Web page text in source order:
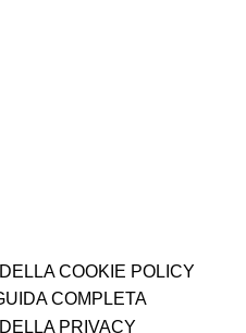
COOKIE POLICY
COMPLETA
PRIVACY